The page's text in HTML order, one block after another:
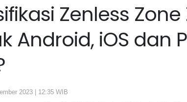
Zenless Zone
Android, iOS dan
2023 | 12:35 WIB